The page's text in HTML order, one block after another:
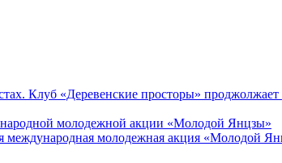
Клуб «Деревенские просторы» проджолжает
международная молодежная акция «Молодой